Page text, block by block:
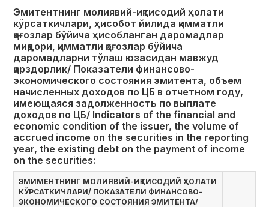
Эмитентнинг молиявий-иқтисодий ҳолати
кўрсаткичлари, ҳисобот йилида қимматли
қоғозлар бўйича ҳисобланган даромадлар
миқдори, қимматли қоғозлар бўйича
даромадларни тўлаш юзасидан мавжуд
қарздорлик/ Показатели финансово-
экономического состояния эмитента, объем
начисленных доходов по ЦБ в отчетном году,
имеющаяся задолженность по выплате
доходов по ЦБ/ Indicators of the financial and
economic condition of the issuer, the volume of
accrued income on the securities in the reporting
year, the existing debt on the payment of income
on the securities:
ЭМИМЕНТНИНГ МОЛИЯВИЙ-ИҚТИСОДИЙ ҲОЛАТИ
КЎРСАТКИЧЛАРИ/ ПОКАЗАТЕЛИ ФИНАНСОВО-
ЭКОНОМИЧЕСКОГО СОСТОЯНИЯ ЭМИТЕНТА/